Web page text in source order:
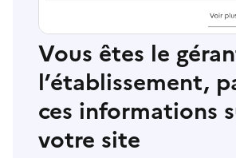
Vous êtes le
l’établissement,
ces informations
votre site